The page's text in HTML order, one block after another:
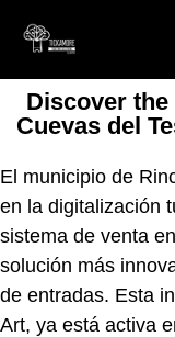
Discover
Cuevas del
El municipio de
en la digitalización
sistema de venta
solución más
de entradas. Esta
Art, ya está activa